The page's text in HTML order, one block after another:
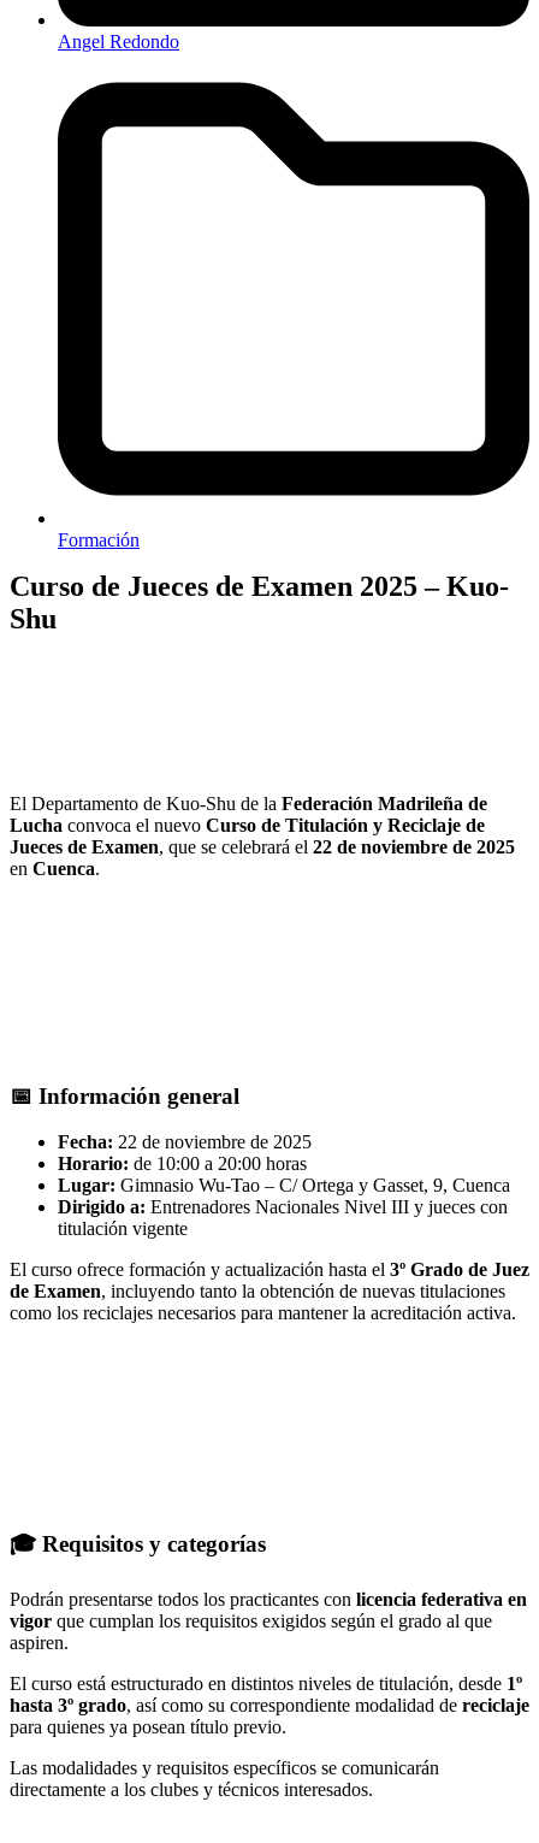
Angel Redondo
Formación
Curso de Jueces de Examen 2025 – Kuo-
Shu
El Departamento de Kuo-Shu de la Federación Madrileña de
Lucha convoca el nuevo Curso de Titulación y Reciclaje de
Jueces de Examen, que se celebrará el 22 de noviembre de 2025
en Cuenca.
📅 Información general
Fecha: 22 de noviembre de 2025
Horario: de 10:00 a 20:00 horas
Lugar: Gimnasio Wu-Tao – C/ Ortega y Gasset, 9, Cuenca
Dirigido a: Entrenadores Nacionales Nivel III y jueces con
titulación vigente
El curso ofrece formación y actualización hasta el 3º Grado de Juez
de Examen, incluyendo tanto la obtención de nuevas titulaciones
como los reciclajes necesarios para mantener la acreditación activa.
🎓 Requisitos y categorías
Podrán presentarse todos los practicantes con licencia federativa en
vigor que cumplan los requisitos exigidos según el grado al que
aspiren.
El curso está estructurado en distintos niveles de titulación, desde 1º
hasta 3º grado, así como su correspondiente modalidad de reciclaje
para quienes ya posean título previo.
Las modalidades y requisitos específicos se comunicarán
directamente a los clubes y técnicos interesados.